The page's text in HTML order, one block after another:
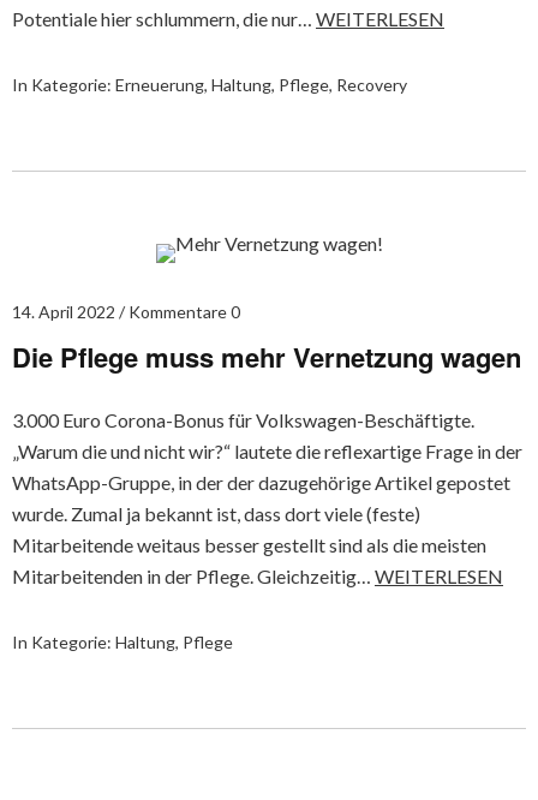
Potentiale hier schlummern, die nur… WEITERLESEN
In Kategorie: Erneuerung, Haltung, Pflege, Recovery
14. April 2022 Kommentare 0
Die Pflege muss mehr Vernetzung wagen
3.000 Euro Corona-Bonus für Volkswagen-Beschäftigte.
„Warum die und nicht wir?“ lautete die reflexartige Frage in der
WhatsApp-Gruppe, in der der dazugehörige Artikel gepostet
wurde. Zumal ja bekannt ist, dass dort viele (feste)
Mitarbeitende weitaus besser gestellt sind als die meisten
Mitarbeitenden in der Pflege. Gleichzeitig… WEITERLESEN
In Kategorie: Haltung, Pflege